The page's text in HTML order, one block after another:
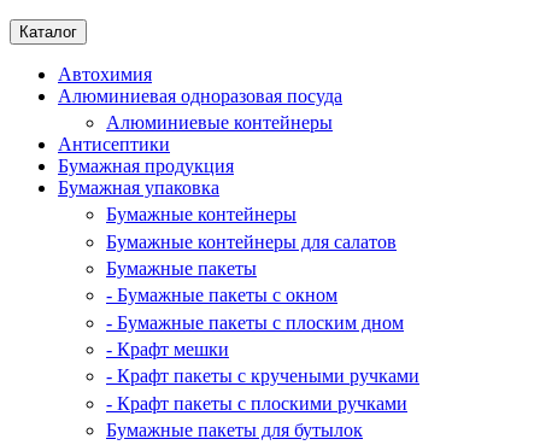
Каталог
Автохимия
Алюминиевая одноразовая посуда
Алюминиевые контейнеры
Антисептики
Бумажная продукция
Бумажная упаковка
Бумажные контейнеры
Бумажные контейнеры для салатов
Бумажные пакеты
- Бумажные пакеты с окном
- Бумажные пакеты с плоским дном
- Крафт мешки
- Крафт пакеты с кручеными ручками
- Крафт пакеты с плоскими ручками
Бумажные пакеты для бутылок